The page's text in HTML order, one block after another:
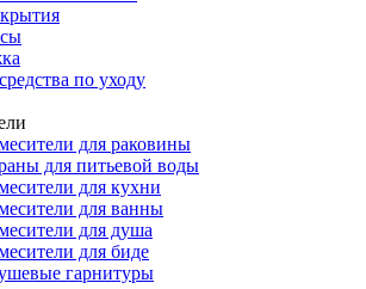
по уходу
для раковины
для питьевой воды
для кухни
для ванны
для душа
для биде
гарнитуры